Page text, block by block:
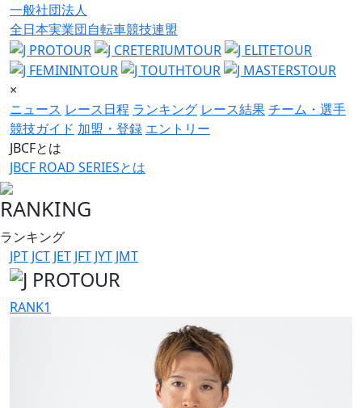
一般社団法人
全日本実業団自転車競技連盟
×
ニュース レース日程 ランキング レース結果チーム・選手
競技ガイド 加盟・登録 エントリー
JBCFとは
JBCF ROAD SERIESとは
RANKING
ランキング
JPT JCT JET JFT JYT JMT
RANK1